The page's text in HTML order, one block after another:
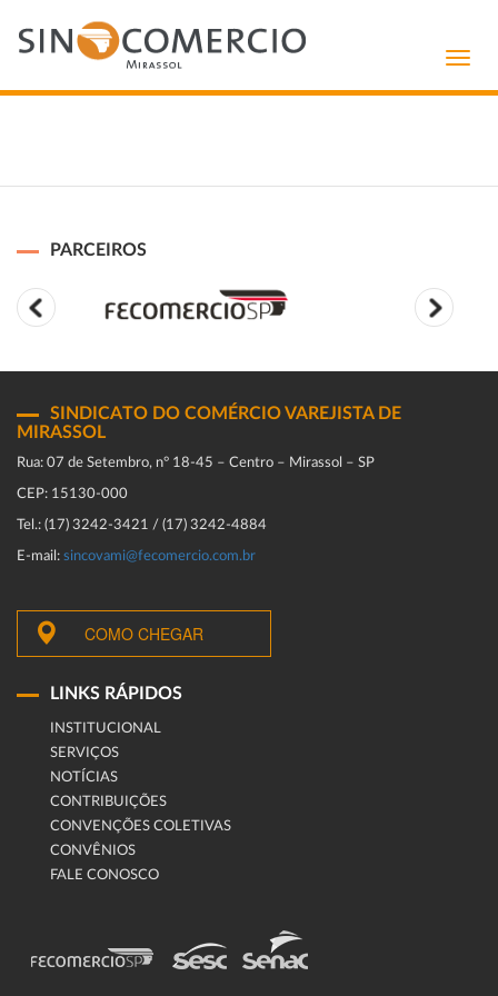
PARCEIROS
SINDICATO DO COMÉRCIO VAREJISTA DE
MIRASSOL
Rua: 07 de Setembro, n° 18-45 – Centro – Mirassol – SP
CEP: 15130-000
Tel.: (17) 3242-3421 / (17) 3242-4884
E-mail: sincovami@fecomercio.com.br
COMO CHEGAR
LINKS RÁPIDOS
INSTITUCIONAL
SERVIÇOS
NOTÍCIAS
CONTRIBUIÇÕES
CONVENÇÕES COLETIVAS
CONVÊNIOS
FALE CONOSCO